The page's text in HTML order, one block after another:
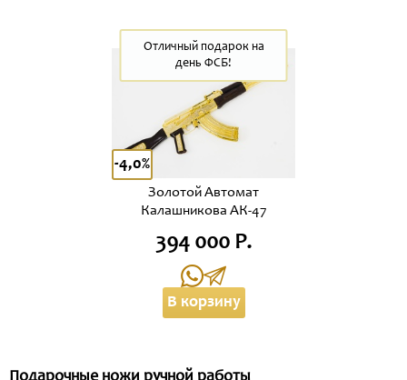
Золотой Автомат
Калашникова АК-47
Отличный подарок на
день ФСБ!
-4,0%
394 000 Р.
В корзину